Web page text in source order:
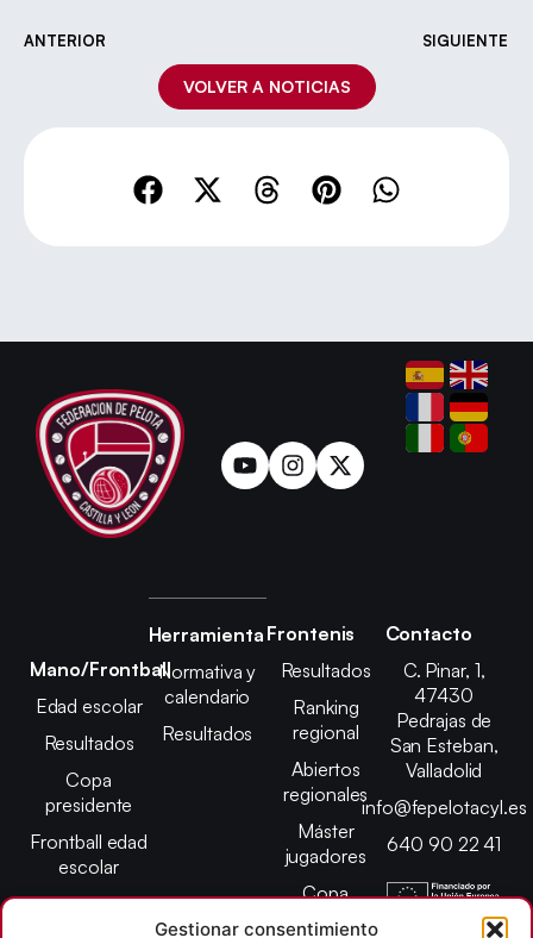
Gestionar consentimiento
ANTERIOR SIGUIENTE
VOLVER A NOTICIAS
Mano/Frontball
Edad escolar
Resultados
Copa
presidente
Frontball edad
escolar
Herramienta
Normativa y
calendario
Resultados
Frontenis
Resultados
Ranking
regional
Abiertos
regionales
Máster
jugadores
Copa
presidente
Contacto
C. Pinar, 1,
47430
Pedrajas de
San Esteban,
Valladolid
info@fepelotacyl.es
640 90 22 41